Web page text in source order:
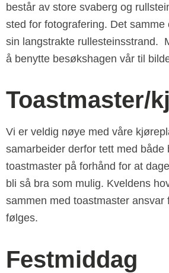
består av store svaberg og
sted for fotografering. Det samme
sin langstrakte rullesteinsstrand.
å benytte besøkshagen vår til
Toastmaster/
Vi er veldig nøye med våre
samarbeider derfor tett med både
toastmaster på forhånd for at
bli så bra som mulig. Kveldens
sammen med toastmaster ansvar
følges.
Festmiddag